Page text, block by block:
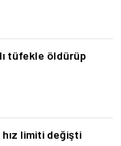
tüfekle öldürüp
limiti değişti